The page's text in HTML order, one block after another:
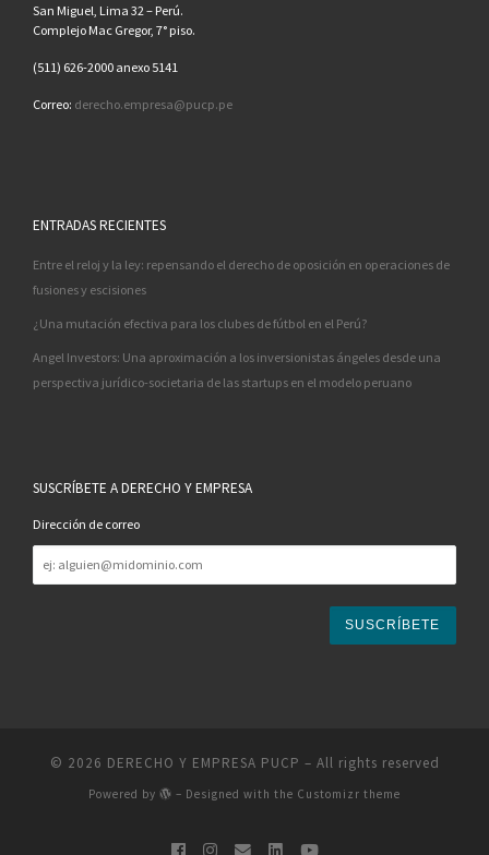
San Miguel, Lima 32 – Perú.
Complejo Mac Gregor, 7° piso.
(511) 626-2000 anexo 5141
Correo: derecho.empresa@pucp.pe
ENTRADAS RECIENTES
Entre el reloj y la ley: repensando el derecho de oposición en operaciones de
fusiones y escisiones
¿Una mutación efectiva para los clubes de fútbol en el Perú?
Angel Investors: Una aproximación a los inversionistas ángeles desde una
perspectiva jurídico-societaria de las startups en el modelo peruano
SUSCRÍBETE A DERECHO Y EMPRESA
Dirección de correo
de
correo
© 2026 DERECHO Y EMPRESA PUCP – All rights reserved
Powered by – Designed with the Customizr theme